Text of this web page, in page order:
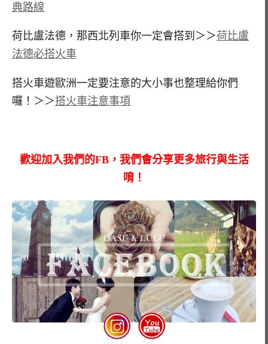
典路線
荷比盧法德，那西北列車你一定會搭到＞＞荷比盧
法德必搭火車
搭火車遊歐洲一定要注意的大小事也整理給你們
囉！＞＞搭火車注意事項
歡迎加入我們的FB，我們會分享更多旅行與生活
唷！